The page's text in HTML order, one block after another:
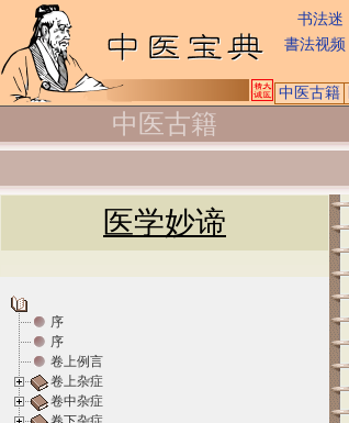
书法迷
書法视频
中医古籍
中医古籍
医学妙谛
序
序
卷上例言
卷上杂症
卷中杂症